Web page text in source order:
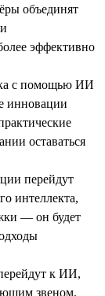
объединят
эффективно
с помощью ИИ
инновации
оставаться
перейдут
интеллекта,
— он будет
к ИИ,
звеном,